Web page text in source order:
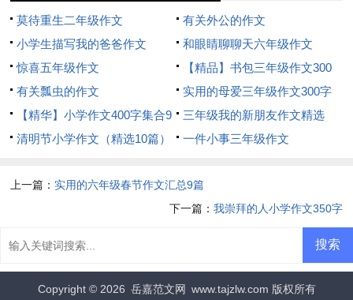
莫待重生二年级作文
有关外公的作文
小学生描写我的爸爸作文
和眼睛聊聊天六年级作文
惊喜五年级作文
【精品】书包三年级作文300
字三篇
有关瓢虫的作文
实用的母爱三年级作文300字
四篇
【精华】小学作文400字集合9
篇
三年级我的新朋友作文精选
清明节小学作文（精选10篇）
一件小事三年级作文
上一篇： 实用的六年级春节作文汇总9篇
下一篇： 我崇拜的人小学作文350字
Copyright © 2026 岳嘉范文网 www.tajzlw.com 版权所有